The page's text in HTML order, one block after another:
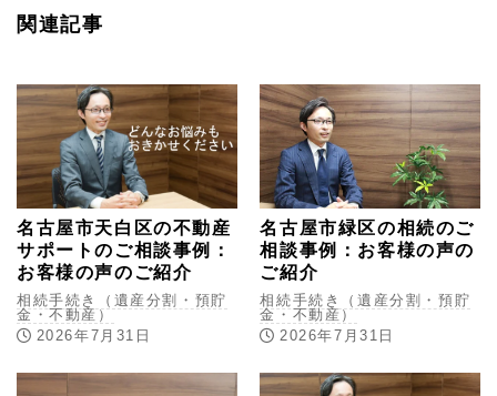
関連記事
名古屋市天白区の不動産
サポートのご相談事例：
お客様の声のご紹介
相続手続き（遺産分割・預貯
金・不動産）
2026年7月31日
名古屋市緑区の相続のご
相談事例：お客様の声の
ご紹介
相続手続き（遺産分割・預貯
金・不動産）
2026年7月31日